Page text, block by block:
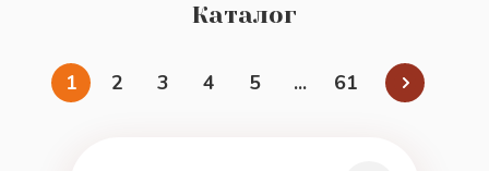
Каталог
1 2 3 4 5 ... 61